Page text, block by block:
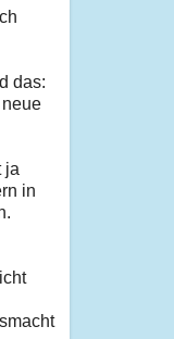
das:
ja
in